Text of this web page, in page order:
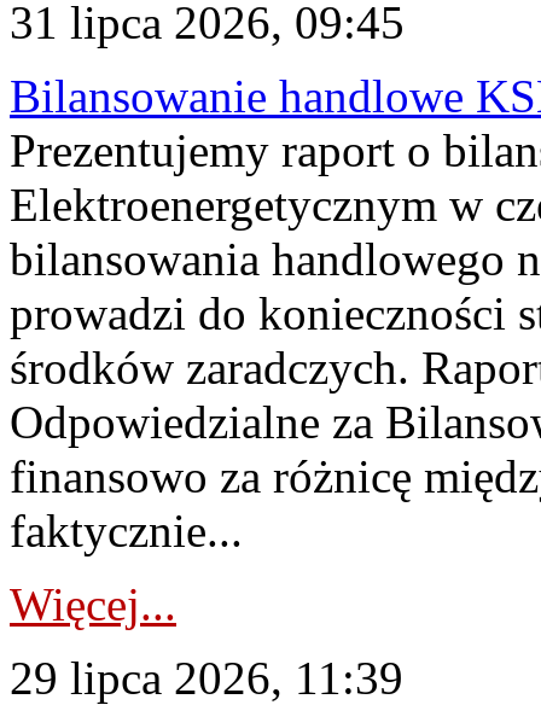
31 lipca 2026, 09:45
Bilansowanie handlowe
Prezentujemy raport o
Elektroenergetycznym w
bilansowania handlowego
prowadzi do konieczności
środków zaradczych.
Odpowiedzialne za
finansowo za różnicę
faktycznie...
Więcej...
29 lipca 2026, 11:39